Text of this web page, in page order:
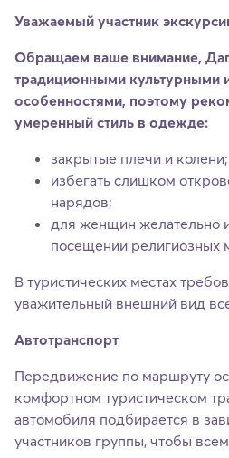
Уважаемый участник
Обращаем ваше внимание,
традиционными культурными
особенностями, поэтому
умеренный стиль в одежде:
закрытые плечи и колени;
избегать слишком
нарядов;
для женщин желательно
посещении религиозных
В туристических местах
уважительный внешний вид
Автотранспорт
Передвижение по маршруту
комфортном туристическом
автомобиля подбирается в
участников группы, чтобы